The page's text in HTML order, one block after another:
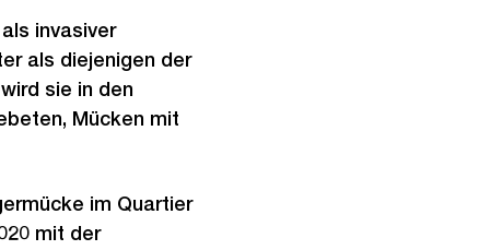
invasiver
als diejenigen der
sie in den
Mücken mit
im Quartier
mit der